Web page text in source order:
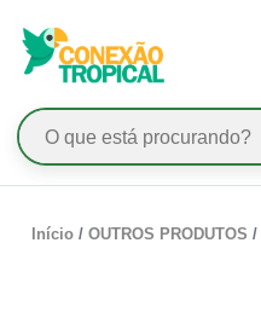
Início / OUTROS PRODUTOS /